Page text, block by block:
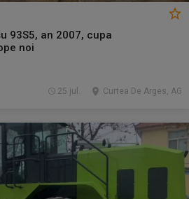
93S5, an 2007, cupa
noi
Curtea De Arges, AG
25 jul.